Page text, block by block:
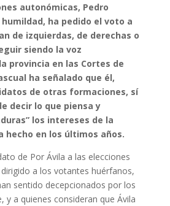
autonómicas, Pedro
ha pedido el voto a
de izquierdas, de derechas o
siendo la voz
provincia en las Cortes de
ha señalado que él,
de otras formaciones, sí
decir lo que piensa y
los intereses de la
hecho en los últimos años.
de Por Ávila a las elecciones
a los votantes huérfanos,
sentido decepcionados por los
y a quienes consideran que Ávila